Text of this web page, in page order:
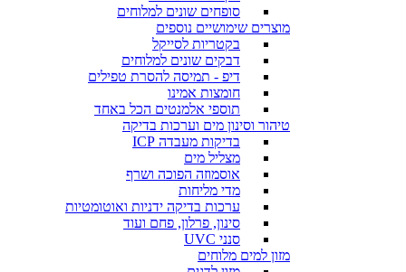
סופחים שונים למלוחים
מוצרים שימושיים נוספים
בקטריות לסייקל
דבקים שונים למלוחים
דיפ - תמיסה להסרת טפילים
חומצות אמינו
תוספי אלמנטים הכל באחד
טיהור וסינון מים וערכות בדיקה
בדיקות מעבדה ICP
מצליל מים
אוסמוזה הפוכה ושרף
מדי מליחות
ערכות בדיקה ידניות ואוטומטיות
סינון, פרלון, פחם ועוד
סנני UVC
מזון למים מלוחים